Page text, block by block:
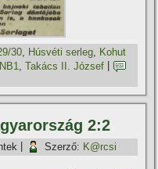
30 Húsvéti serleg
Kohut
NB1 ,Takács II. József
2:2
Szerző: K@rcsi